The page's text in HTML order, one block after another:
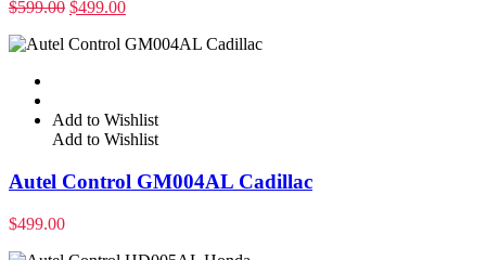
$599.00 $499.00
Add to Wishlist
Add to Wishlist
Autel Control GM004AL Cadillac
$499.00